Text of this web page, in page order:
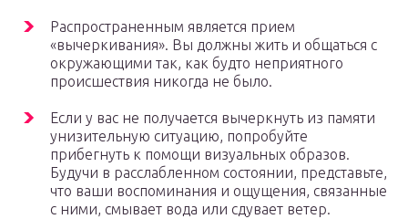
Распространенным является прием
«вычеркивания». Вы должны жить и общаться с
окружающими так, как будто неприятного
происшествия никогда не было.
Если у вас не получается вычеркнуть из памяти
унизительную ситуацию, попробуйте
прибегнуть к помощи визуальных образов.
Будучи в расслабленном состоянии, представьте,
что ваши воспоминания и ощущения, связанные
с ними, смывает вода или сдувает ветер.